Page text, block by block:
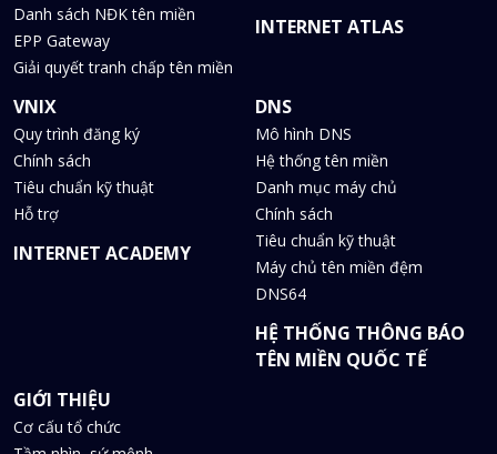
Danh sách NĐK tên miền
EPP Gateway
Giải quyết tranh chấp tên miền
INTERNET ATLAS
VNIX
Quy trình đăng ký
Chính sách
Tiêu chuẩn kỹ thuật
Hỗ trợ
INTERNET ACADEMY
DNS
Mô hình DNS
Hệ thống tên miền
Danh mục máy chủ
Chính sách
Tiêu chuẩn kỹ thuật
Máy chủ tên miền đệm
DNS64
HỆ THỐNG THÔNG BÁO
TÊN MIỀN QUỐC TẾ
GIỚI THIỆU
Cơ cấu tổ chức